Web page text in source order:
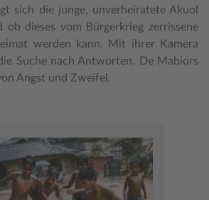
sich die junge, unverheiratete Akuol
dieses vom Bürgerkrieg zerrissene
werden kann. Mit ihrer Kamera
Suche nach Antworten. De Mabiors
Angst und Zweifel.